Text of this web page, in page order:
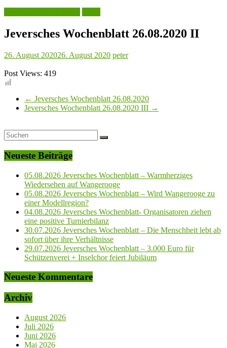
Jeversches Wochenblatt 26.08.2020 II
26. August 202026. August 2020 peter
Post Views: 419
← Jeversches Wochenblatt 26.08.2020
Jeversches Wochenblatt 26.08.2020 III →
Neueste Beiträge
05.08.2026 Jeversches Wochenblatt – Warmherziges
Wiedersehen auf Wangerooge
05.08.2026 Jeversches Wochenblatt – Wird Wangerooge zu
einer Modellregion?
04.08.2026 Jeversches Wochenblatt- Organisatoren ziehen
eine positive Turnierbilanz
30.07.2026 Jeversches Wochenblatt – Die Menschheit lebt ab
sofort über ihre Verhältnisse
29.07.2026 Jeversches Wochenblatt – 3.000 Euro für
Schützenverei + Inselchor feiert Jubiläum
Neueste Kommentare
Archiv
August 2026
Juli 2026
Juni 2026
Mai 2026